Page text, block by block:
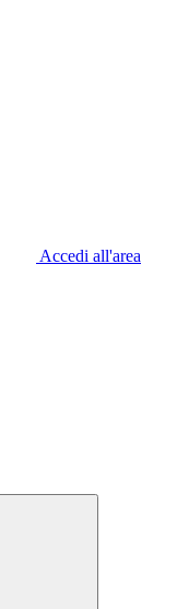
Accedi all'area